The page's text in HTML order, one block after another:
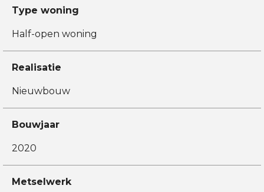
Type woning
Half-open woning
Realisatie
Nieuwbouw
Bouwjaar
2020
Metselwerk